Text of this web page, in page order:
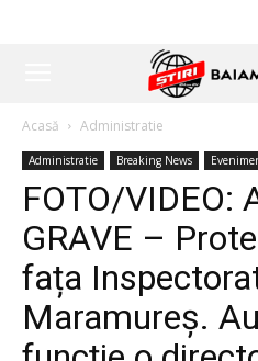
Acasă Administratie
Administratie Breaking News
FOTO/VIDEO:
GRAVE –
fața
Maramureș.